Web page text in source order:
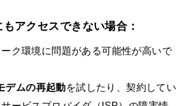
アクセスできない場合：
ク環境に問題がある可能性が高いで
デムの再起動を試したり、契約してい